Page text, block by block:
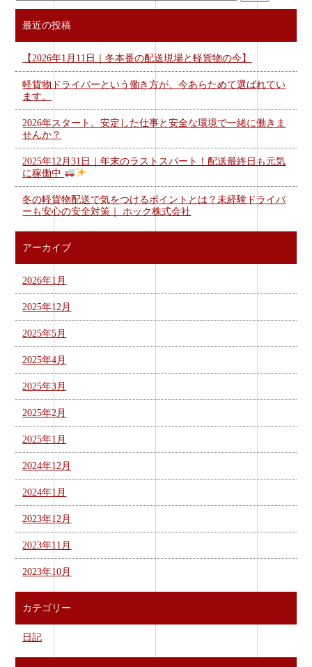
最近の投稿
【2026年1月11日｜冬本番の配送現場と軽貨物の今】
軽貨物ドライバーという働き方が、今あらためて選ばれてい
ます。
2026年スタート。安定した仕事と安全な環境で一緒に働きま
せんか？
2025年12月31日｜年末のラストスパート！配送最終日も元気
に稼働中
冬の軽貨物配送で気をつけるポイントとは？未経験ドライバ
ーも安心の安全対策｜ ホック株式会社
アーカイブ
2026年1月
2025年12月
2025年5月
2025年4月
2025年3月
2025年2月
2025年1月
2024年12月
2024年1月
2023年12月
2023年11月
2023年10月
カテゴリー
日記